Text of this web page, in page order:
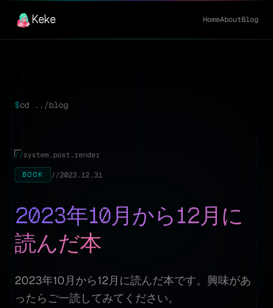
Keke HomeAboutBlog
$cd ../blog
//system.post.render
BOOK //2023.12.31
2023年10月から12月に
読んだ本
2023年10月から12月に読んだ本です。興味があ
ったらご一読してみてください。